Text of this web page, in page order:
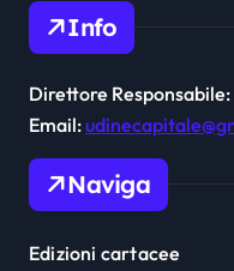
Info
Direttore Responsabile:
Email:
Naviga
Edizioni cartacee